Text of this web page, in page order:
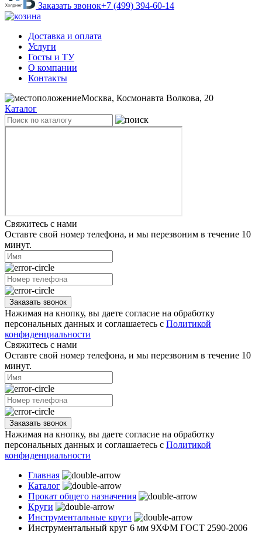
Заказать звонок+7 (499) 394-60-14
Доставка и оплата
Услуги
Госты и ТУ
О компании
Контакты
Москва, Космонавта Волкова, 20
Каталог
Свяжитесь с нами
Оставте свой номер телефона, и мы перезвоним в течение 10
минут.
Заказать звонок
Нажимая на кнопку, вы даете согласие на обработку
персональных данных и соглашаетесь с Политикой
конфиденциальности
Свяжитесь с нами
Оставте свой номер телефона, и мы перезвоним в течение 10
минут.
Заказать звонок
Нажимая на кнопку, вы даете согласие на обработку
персональных данных и соглашаетесь с Политикой
конфиденциальности
Главная
Каталог
Прокат общего назначения
Круги
Инструментальные круги
Инструментальный круг 6 мм 9ХФМ ГОСТ 2590-2006